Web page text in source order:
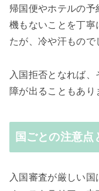
帰国便やホテルの
機もないことを丁寧
たが、冷や汗もので
入国拒否となれば
障が出ることもあり
国ごとの注意
入国審査が厳しい国